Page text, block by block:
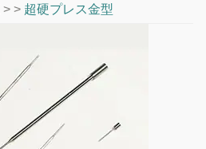
> > 超硬プレス金型